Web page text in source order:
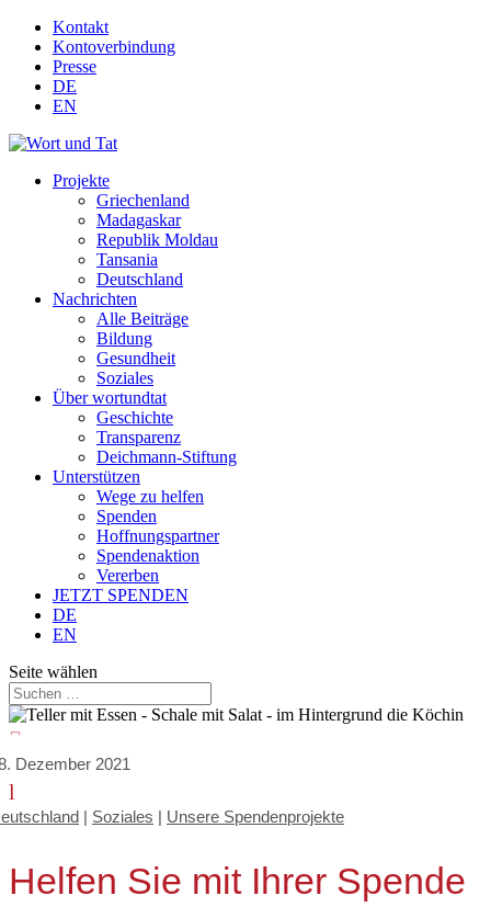
Kontakt
Kontoverbindung
Presse
DE
EN
Projekte
Griechenland
Madagaskar
Republik Moldau
Tansania
Deutschland
Nachrichten
Alle Beiträge
Bildung
Gesundheit
Soziales
Über wortundtat
Geschichte
Transparenz
Deichmann-Stiftung
Unterstützen
Wege zu helfen
Spenden
Hoffnungspartner
Spendenaktion
Vererben
JETZT SPENDEN
DE
EN
Seite wählen

Dezember 2021
l
| Soziales | Unsere Spendenprojekte
Helfen Sie mit Ihrer Spende